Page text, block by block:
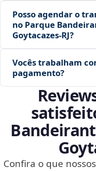
Posso agendar o
no Parque
Goytacazes‑RJ?
Vocês trabalham
pagamento?
Confira o que